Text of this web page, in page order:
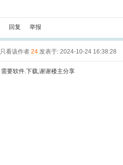
回复 举报
只看该作者 24 发表于: 2024-10-24 16:38:28
需要软件.下载,谢谢楼主分享